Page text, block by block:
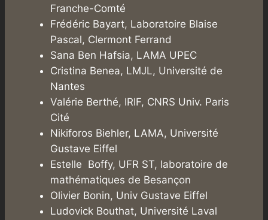
Franche-Comté
Frédéric Bayart, Laboratoire Blaise
Pascal, Clermont Ferrand
Sana Ben Hafsia, LAMA UPEC
Cristina Benea, LMJL, Université de
Nantes
Valérie Berthé, IRIF, CNRS Univ. Paris
Cité
Nikiforos Biehler, LAMA, Université
Gustave Eiffel
Estelle Boffy, UFR ST, laboratoire de
mathématiques de Besançon
Olivier Bonin, Univ Gustave Eiffel
Ludovick Bouthat, Université Laval